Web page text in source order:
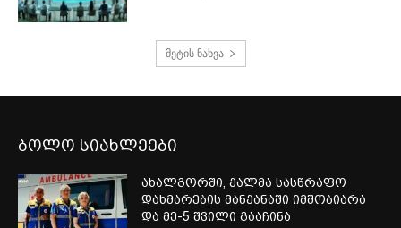
მეტის ნახვა
ბოლო სიახლეები
ახალგორში, ქალმა სასწრაფო
დახმარების მანქანაში იმშობიარა
და მე-5 შვილი გააჩინა